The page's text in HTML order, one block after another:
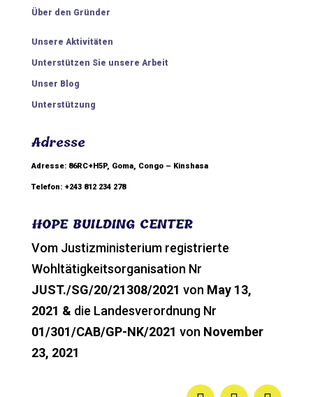
Über den Gründer
Unsere Aktivitäten
Unterstützen Sie unsere Arbeit
Unser Blog
Unterstützung
Adresse
Adresse: 86RC+H5P, Goma, Congo – Kinshasa
Telefon: +243 812 234 278
HOPE BUILDING CENTER
Vom Justizministerium registrierte
Wohltätigkeitsorganisation Nr
JUST./SG/20/21308/2021 von May 13,
2021 & die Landesverordnung Nr
01/301/CAB/GP-NK/2021 von November
23, 2021